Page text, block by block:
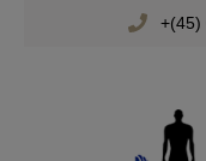
+(45)